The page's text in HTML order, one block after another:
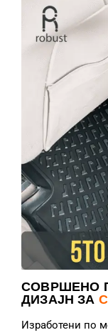
СОВРШЕНО
ДИЗАЈН ЗА
Изработени по